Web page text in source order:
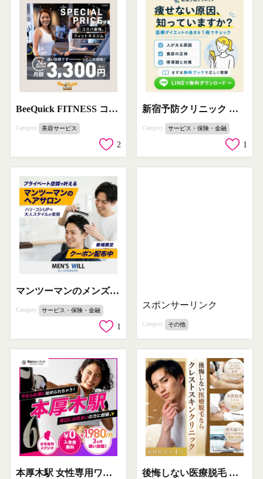
BeeQuick FITNESS コスパ最強フィットネスジム入会プロモーション
Category 美容サービス
2
新宿予防クリニック 医療ダイエット無料ブック
Category サービス・保険・金融
1
マンツーマンのメンズヘアサロン
Category サービス・保険・金融
1
スポンサーリンク
Category その他
本厚木駅 女性専用ワークアウトスタジオ 後悔しない医療脱毛 クレストスキンクリニック